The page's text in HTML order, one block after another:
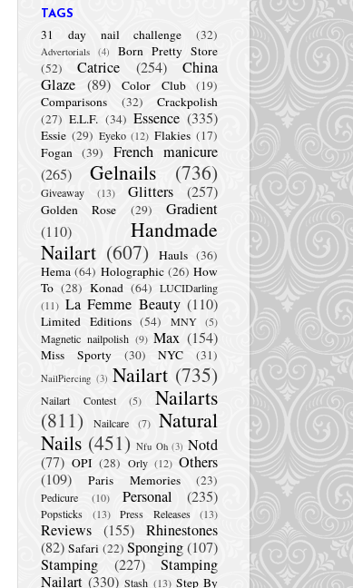
TAGS
31 day nail challenge (32)
Advertorials (4)
Born Pretty Store
(52)
Catrice (254)
China
Glaze (89) Color Club
(19)
Comparisons
(32)
Crackpolish
(27) E.L.F. (34) Essence (335)
Essie (29) Eyeko (12) Flakies (17)
Fogan (39)
French manicure
(265)
Gelnails (736)
Giveaway (13) Glitters (257)
Golden Rose (29)
Gradient
(110)
Handmade
Nailart (607) Hauls (36)
Hema (64) Holographic (26) How
To (28) Konad (64) LUCIDarling
(11) La Femme Beauty (110)
Limited Editions (54) MNY (5)
Magnetic nailpolish (9) Max (154)
Miss Sporty (30) NYC (31)
NailPiercing (3) Nailart (735)
Nailart Contest (5)
Nailarts
(811)
Nailcare (7) Natural
Nails (451) Nfu Oh (3) Notd
(77) OPI (28) Orly (12) Others
(109)
Paris Memories (23)
Pedicure (10) Personal (235)
Popsticks (13) Press Releases (13)
Reviews (155) Rhinestones
(82) Safari (22) Sponging(107)
Stamping
(227)
Stamping
Nailart (330) Stash (13) Step By